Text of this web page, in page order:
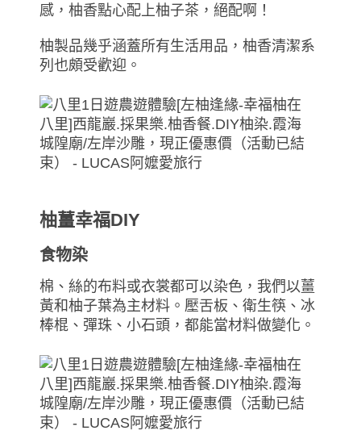
感，柚香點心配上柚子茶，絕配啊！
柚製品幾乎涵蓋所有生活用品，柚香清潔系
列也頗受歡迎。
柚薑幸福DIY
食物染
棉、絲的布料或衣裳都可以染色，我們以薑
黃和柚子葉為主材料。壓舌板、衛生筷、冰
棒棍、彈珠、小石頭，都能當材料做變化。